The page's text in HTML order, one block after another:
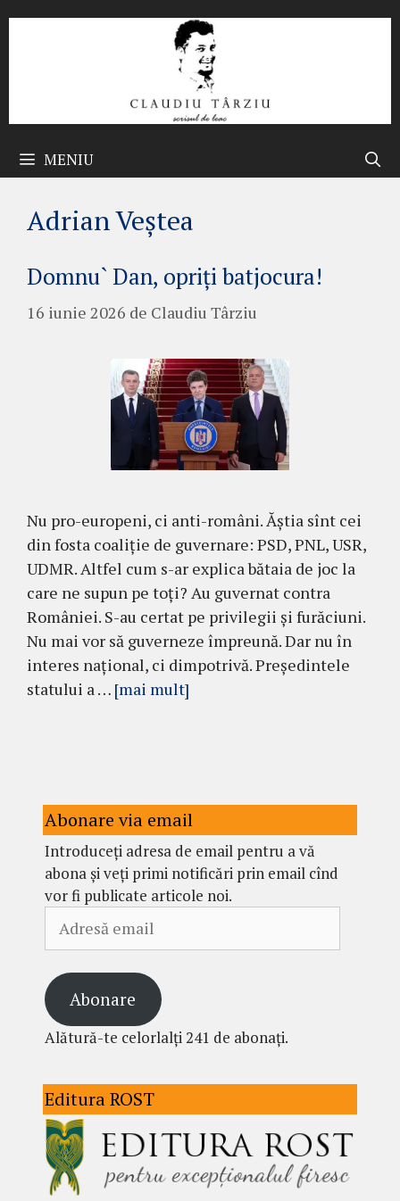
MENIU
Adrian Veștea
Domnu` Dan, opriți batjocura!
16 iunie 2026 de Claudiu Târziu
Nu pro-europeni, ci anti-români. Ăștia sînt cei
din fosta coaliție de guvernare: PSD, PNL, USR,
UDMR. Altfel cum s-ar explica bătaia de joc la
care ne supun pe toți? Au guvernat contra
României. S-au certat pe privilegii și furăciuni.
Nu mai vor să guverneze împreună. Dar nu în
interes național, ci dimpotrivă. Președintele
statului a … [mai mult]
Abonare via email
Introduceți adresa de email pentru a vă
abona și veți primi notificări prin email cînd
vor fi publicate articole noi.
email
Abonare
Alătură-te celorlalți 241 de abonați.
Editura ROST